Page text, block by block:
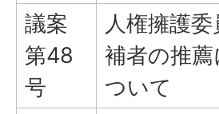
議案
第48
号
人権擁護委
補者の推薦
ついて